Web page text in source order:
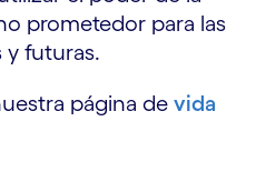
prometedor para las
y futuras.
página de vida